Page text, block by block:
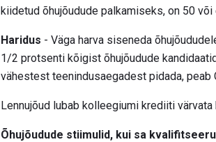
kiidetud õhujõudude palkamiseks, on 50 või
Haridus - Väga harva siseneda
1/2 protsenti kõigist õhujõudude
vähestest teenindusaegadest pidada, peab
Lennujõud lubab kolleegiumi krediiti
Õhujõudude stiimulid, kui sa